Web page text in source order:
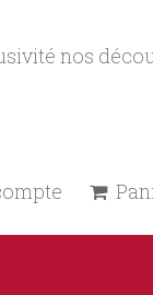
nos